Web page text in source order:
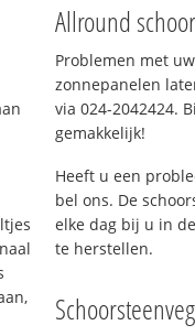
Allround
Problemen met
zonnepanelen
via 024-2042424.
gemakkelijk!
Heeft u een
bel ons. De
elke dag bij u in
te herstellen.